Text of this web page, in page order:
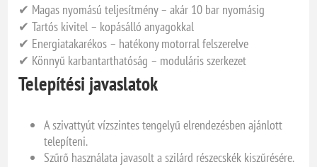
✔ Magas nyomású teljesítmény – akár 10 bar nyomásig
✔ Tartós kivitel – kopásálló anyagokkal
✔ Energiatakarékos – hatékony motorral felszerelve
✔ Könnyű karbantarthatóság – moduláris szerkezet
Telepítési javaslatok
A szivattyút vízszintes tengelyű elrendezésben ajánlott
telepíteni.
Szűrő használata javasolt a szilárd részecskék kiszűrésére.